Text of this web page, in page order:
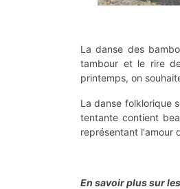
La danse des
tambour et le rire
printemps, on
La danse folklorique
tentante contient
représentant l'amour
En savoir plus sur